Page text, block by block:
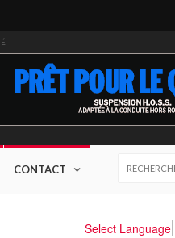
CONTACT
Select Language